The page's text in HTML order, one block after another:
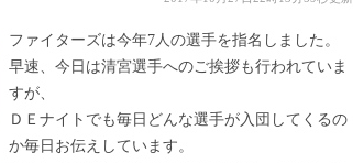
ファイターズは今年7人の選手を指名しました。
早速、今日は清宮選手へのご挨拶も行われていま
すが、
ＤＥナイトでも毎日どんな選手が入団してくるの
か毎日お伝えしています。